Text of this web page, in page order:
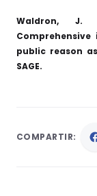
Waldron, J.
public reason
SAGE.
COMPARTIR: